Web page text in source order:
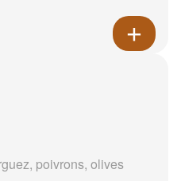
poivrons, olives